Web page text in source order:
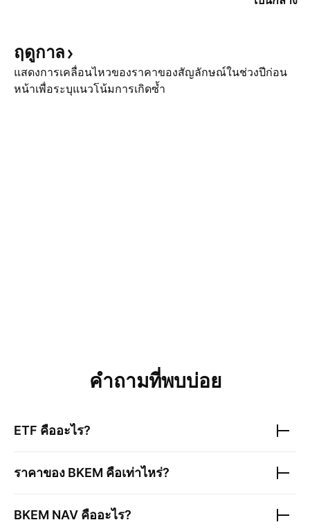
ฤดูกาล
แสดงการเคลื่อนไหวของราคาของสัญลักษณ์ในช่วงปีก่อน
หน้าเพื่อระบุแนวโน้มการเกิดซ้ำ
คำถามที่พบบ่อย
ETF คืออะไร?
ราคาของ BKEM คือเท่าไหร่?
BKEM NAV คืออะไร?